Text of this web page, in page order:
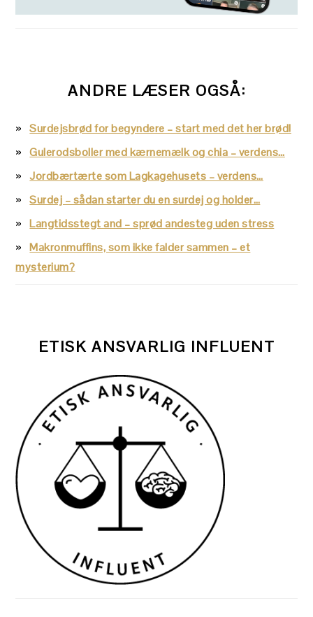
ANDRE LÆSER OGSÅ:
Surdejsbrød for begyndere – start med det her brød!
Gulerodsboller med kærnemælk og chia – verdens…
Jordbærtærte som Lagkagehusets – verdens…
Surdej – sådan starter du en surdej og holder…
Langtidsstegt and – sprød andesteg uden stress
Makronmuffins, som ikke falder sammen – et
mysterium?
ETISK ANSVARLIG INFLUENT